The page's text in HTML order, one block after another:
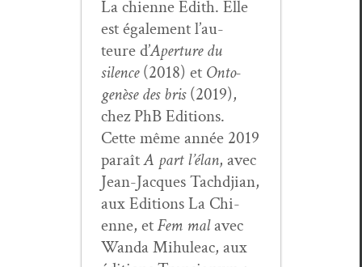
La chi­enne Edith. Elle
est égale­ment l’au­
teure d’Aper­ture du
silence(2018) et Onto­
genèse des bris(2019),
chez PhB Edi­tions.
Cette même année 2019
paraîtA part l’élan, avec
Jean-Jacques Tachd­jian,
aux Edi­tions La Chi­
enne, etFem malavec
Wan­da Mihuleac, aux